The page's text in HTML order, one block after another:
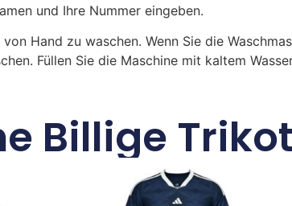
und Ihre Nummer eingeben.
Hand zu waschen. Wenn Sie die
Füllen Sie die Maschine mit kaltem
Billige